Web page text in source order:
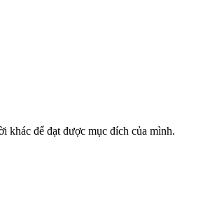
khác để đạt được mục đích của mình.